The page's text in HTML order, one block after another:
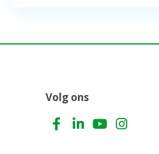
Volg ons